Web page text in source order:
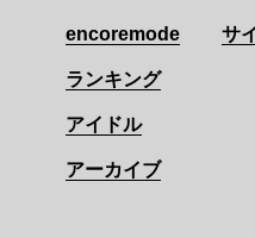
encoremode
ランキング
アイドル
アーカイブ
サ